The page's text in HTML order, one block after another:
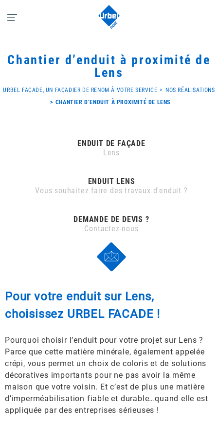
Chantier d’enduit à proximité de
Lens
URBEL FAÇADE, UN FAÇADIER DE RENOM À VOTRE SERVICE
NOS RÉALISATIONS
CHANTIER D’ENDUIT À PROXIMITÉ DE LENS
ENDUIT DE FAÇADE
Lens
ENDUIT LENS
Vous souhaitez faire des travaux d'enduit ?
DEMANDE DE DEVIS ?
Contactez-nous
Pour votre enduit sur Lens,
choisissez URBEL FACADE !
Pourquoi choisir l’enduit pour votre projet sur Lens ?
Parce que cette matière minérale, également appelée
crépi, vous permet un choix de coloris et de solutions
décoratives importants pour ne pas avoir la même
maison que votre voisin. Et c’est de plus une matière
d’imperméabilisation fiable et durable…quand elle est
appliquée par des entreprises sérieuses !